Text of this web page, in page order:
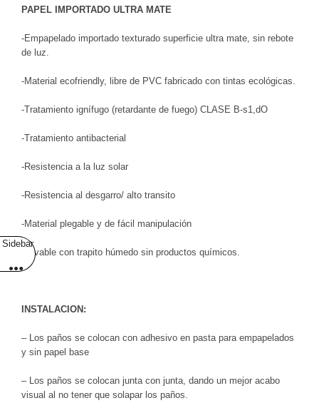
PAPEL IMPORTADO ULTRA MATE
-Empapelado importado texturado superficie ultra mate, sin rebote
de luz.
-Material ecofriendly, libre de PVC fabricado con tintas ecológicas.
-Tratamiento ignífugo (retardante de fuego) CLASE B-s1,dO
-Tratamiento antibacterial
-Resistencia a la luz solar
-Resistencia al desgarro/ alto transito
-Material plegable y de fácil manipulación
-Lavable con trapito húmedo sin productos químicos.
INSTALACION:
– Los paños se colocan con adhesivo en pasta para empapelados
y sin papel base
– Los paños se colocan junta con junta, dando un mejor acabo
visual al no tener que solapar los paños.
Sidebar